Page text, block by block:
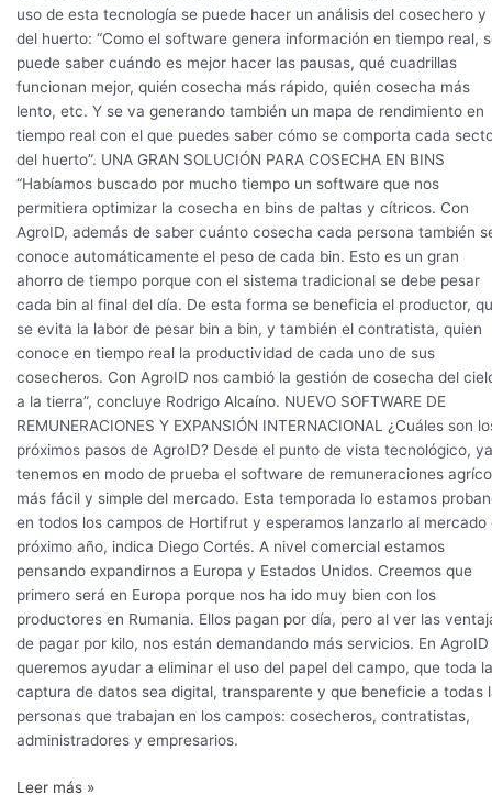
uso de esta tecnología se puede hacer un análisis del cosechero y
del huerto: “Como el software genera información en tiempo real,
puede saber cuándo es mejor hacer las pausas, qué cuadrillas
funcionan mejor, quién cosecha más rápido, quién cosecha más
lento, etc. Y se va generando también un mapa de rendimiento en
tiempo real con el que puedes saber cómo se comporta cada
del huerto”. UNA GRAN SOLUCIÓN PARA COSECHA EN BINS
“Habíamos buscado por mucho tiempo un software que nos
permitiera optimizar la cosecha en bins de paltas y cítricos. Con
AgroID, además de saber cuánto cosecha cada persona también
conoce automáticamente el peso de cada bin. Esto es un gran
ahorro de tiempo porque con el sistema tradicional se debe pesar
cada bin al final del día. De esta forma se beneficia el productor,
se evita la labor de pesar bin a bin, y también el contratista, quien
conoce en tiempo real la productividad de cada uno de sus
cosecheros. Con AgroID nos cambió la gestión de cosecha del
a la tierra”, concluye Rodrigo Alcaíno. NUEVO SOFTWARE DE
REMUNERACIONES Y EXPANSIÓN INTERNACIONAL ¿Cuáles son
próximos pasos de AgroID? Desde el punto de vista tecnológico, ya
tenemos en modo de prueba el software de remuneraciones
más fácil y simple del mercado. Esta temporada lo estamos
en todos los campos de Hortifrut y esperamos lanzarlo al mercado
próximo año, indica Diego Cortés. A nivel comercial estamos
pensando expandirnos a Europa y Estados Unidos. Creemos que
primero será en Europa porque nos ha ido muy bien con los
productores en Rumania. Ellos pagan por día, pero al ver las
de pagar por kilo, nos están demandando más servicios. En AgroID
queremos ayudar a eliminar el uso del papel del campo, que toda la
captura de datos sea digital, transparente y que beneficie a todas
personas que trabajan en los campos: cosecheros, contratistas,
administradores y empresarios.
Leer más »